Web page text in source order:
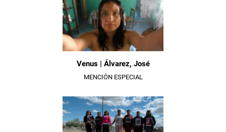
Venus | Álvarez, José
MENCIÓN ESPECIAL